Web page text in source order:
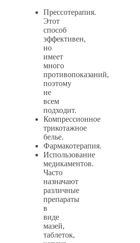
Прессотерапия.
Этот
способ
эффективен,
но
имеет
много
противопоказаний,
поэтому
не
всем
подходит.
Компрессионное
трикотажное
белье.
Фармакотерапия.
Использование
медикаментов.
Часто
назначают
различные
препараты
в
виде
мазей,
таблеток,